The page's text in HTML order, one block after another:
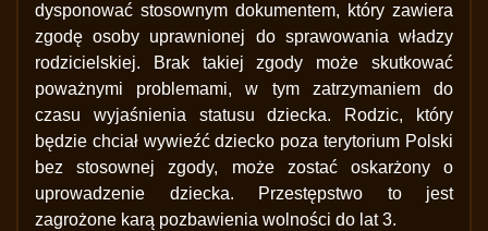
dysponować stosownym dokumentem, który zawiera
zgodę osoby uprawnionej do sprawowania władzy
rodzicielskiej. Brak takiej zgody może skutkować
poważnymi problemami, w tym zatrzymaniem do
czasu wyjaśnienia statusu dziecka. Rodzic, który
będzie chciał wywieźć dziecko poza terytorium Polski
bez stosownej zgody, może zostać oskarżony o
uprowadzenie dziecka. Przestępstwo to jest
zagrożone karą pozbawienia wolności do lat 3.